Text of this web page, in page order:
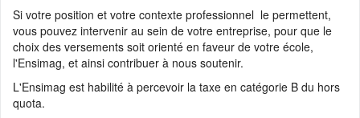
💼 Offre d'emploi : Développeur Fullstack - équipe Content
Si votre position et votre contexte professionnel le permettent,
vous pouvez intervenir au sein de votre entreprise, pour que le
choix des versements soit orienté en faveur de votre école,
l'Ensimag, et ainsi contribuer à nous soutenir.
L'Ensimag est habilité à percevoir la taxe en catégorie B du hors
quota.